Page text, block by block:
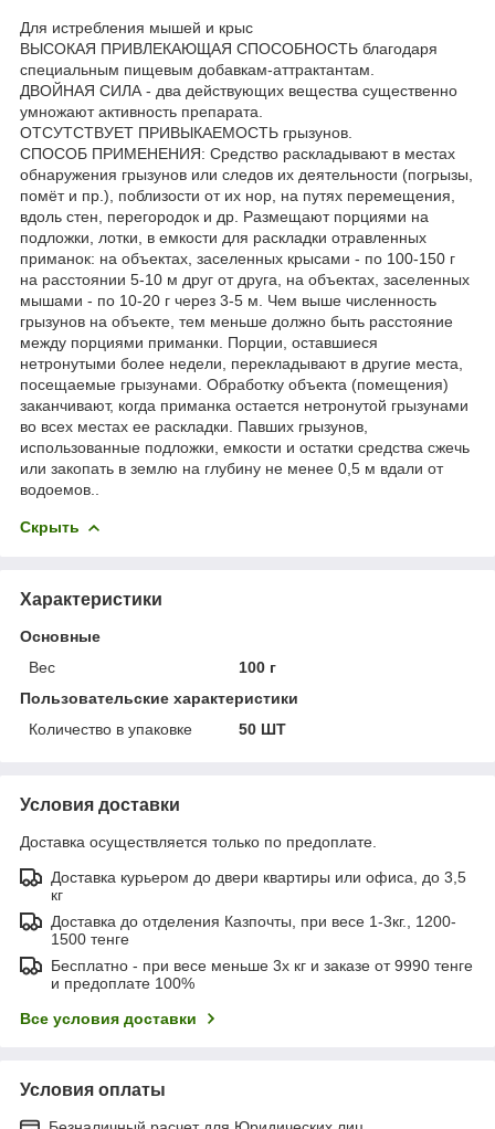
Для истребления мышей и крыс
ВЫСОКАЯ ПРИВЛЕКАЮЩАЯ СПОСОБНОСТЬ благодаря
специальным пищевым добавкам-аттрактантам.
ДВОЙНАЯ СИЛА - два действующих вещества существенно
умножают активность препарата.
ОТСУТСТВУЕТ ПРИВЫКАЕМОСТЬ грызунов.
СПОСОБ ПРИМЕНЕНИЯ: Средство раскладывают в местах
обнаружения грызунов или следов их деятельности (погрызы,
помёт и пр.), поблизости от их нор, на путях перемещения,
вдоль стен, перегородок и др. Размещают порциями на
подложки, лотки, в емкости для раскладки отравленных
приманок: на объектах, заселенных крысами - по 100-150 г
на расстоянии 5-10 м друг от друга, на объектах, заселенных
мышами - по 10-20 г через 3-5 м. Чем выше численность
грызунов на объекте, тем меньше должно быть расстояние
между порциями приманки. Порции, оставшиеся
нетронутыми более недели, перекладывают в другие места,
посещаемые грызунами. Обработку объекта (помещения)
заканчивают, когда приманка остается нетронутой грызунами
во всех местах ее раскладки. Павших грызунов,
использованные подложки, емкости и остатки средства сжечь
или закопать в землю на глубину не менее 0,5 м вдали от
водоемов..
Скрыть
Характеристики
Основные
Вес
100 г
Пользовательские характеристики
Количество в упаковке
50 ШТ
Условия доставки
Доставка осуществляется только по предоплате.
Доставка курьером до двери квартиры или офиса, до 3,5
кг
Доставка до отделения Казпочты, при весе 1-3кг., 1200-
1500 тенге
Бесплатно - при весе меньше 3х кг и заказе от 9990 тенге
и предоплате 100%
Все условия доставки
Условия оплаты